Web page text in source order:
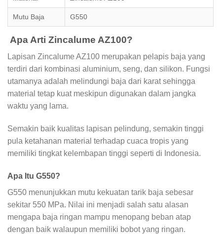
Mutu Baja G550
Apa Arti Zincalume AZ100?
Lapisan Zincalume AZ100 merupakan pelapis baja yang
terdiri dari kombinasi aluminium, seng, dan silikon. Fungsi
utamanya adalah melindungi baja dari karat sehingga
material tetap kuat meskipun digunakan dalam jangka
waktu yang lama.
Semakin baik kualitas lapisan pelindung, semakin tinggi
pula ketahanan material terhadap cuaca tropis yang
memiliki tingkat kelembapan tinggi seperti di Indonesia.
Apa Itu G550?
G550 menunjukkan mutu kekuatan tarik baja sebesar
sekitar 550 MPa. Nilai ini menjadi salah satu alasan
mengapa baja ringan mampu menopang beban atap
dengan baik walaupun memiliki bobot yang ringan.